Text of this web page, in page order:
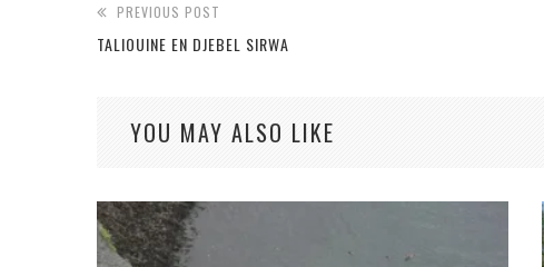
PREVIOUS POST
TALIOUINE EN DJEBEL SIRWA
YOU MAY ALSO LIKE